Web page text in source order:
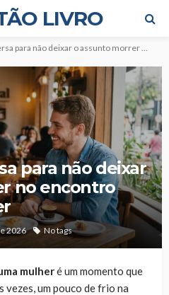
LIVRO
não deixar o assunto morrer no encontro com uma mulher
para não deixar
no encontro
2026 No tags
mulheré um momento que
um pouco de frio na